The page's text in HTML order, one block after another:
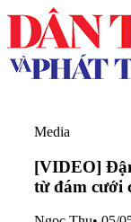
Media
[VIDEO]
từ đám cưới